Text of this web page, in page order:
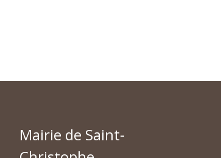
Mairie de Saint-